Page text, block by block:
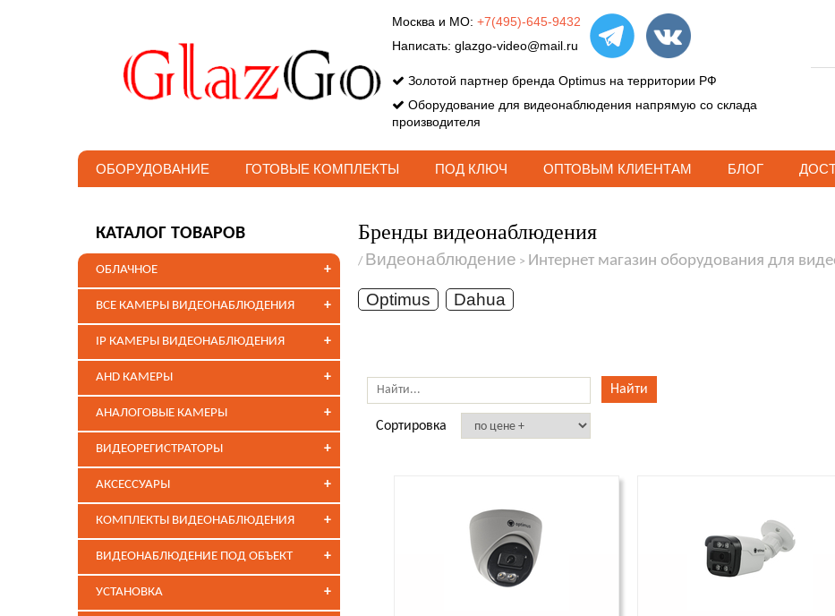
Москва и МО: +7(495)-645-9432
Написать: glazgo-video@mail.ru
Золотой партнер бренда Optimus на территории РФ
Оборудование для видеонаблюдения напрямую со склада
производителя
ОБОРУДОВАНИЕ ГОТОВЫЕ КОМПЛЕКТЫ ПОД КЛЮЧ ОПТОВЫМ КЛИЕНТАМ БЛОГ
Бренды видеонаблюдения
/ Видеонаблюдение > Интернет магазин оборудования для
Optimus Dahua
Сортировка
КАТАЛОГ ТОВАРОВ
+
ОБЛАЧНОЕ
+
ВСЕ КАМЕРЫ ВИДЕОНАБЛЮДЕНИЯ
+
IP КАМЕРЫ ВИДЕОНАБЛЮДЕНИЯ
+
AHD КАМЕРЫ
+
АНАЛОГОВЫЕ КАМЕРЫ
+
ВИДЕОРЕГИСТРАТОРЫ
+
АКСЕССУАРЫ
+
КОМПЛЕКТЫ ВИДЕОНАБЛЮДЕНИЯ
+
ВИДЕОНАБЛЮДЕНИЕ ПОД ОБЪЕКТ
+
УСТАНОВКА